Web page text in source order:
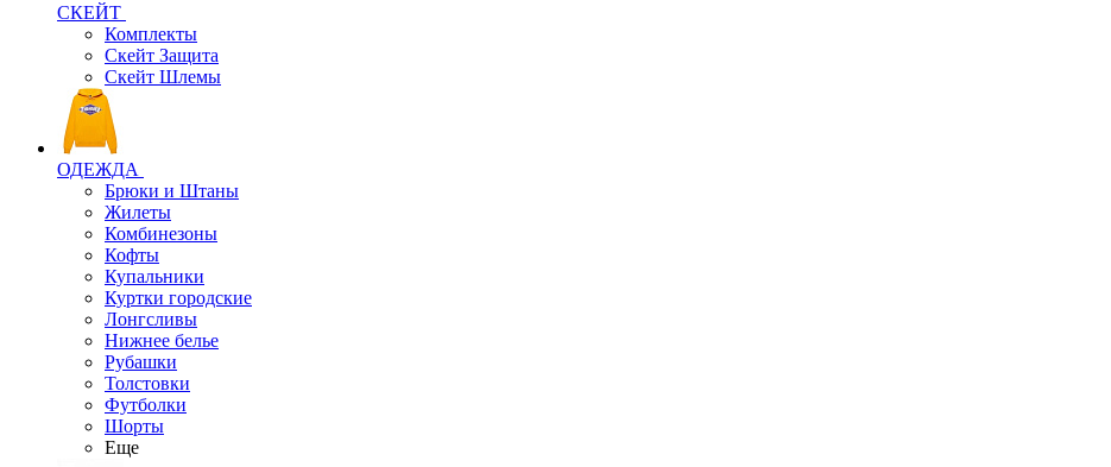
СКЕЙТ
Комплекты
Скейт Защита
Скейт Шлемы
ОДЕЖДА
Брюки и Штаны
Жилеты
Комбинезоны
Кофты
Купальники
Куртки городские
Лонгсливы
Нижнее белье
Рубашки
Толстовки
Футболки
Шорты
Еще